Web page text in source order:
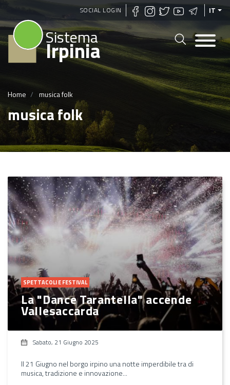
Salta
al
contenuto
principale
SOCIAL LOGIN IT
Sistema
Irpinia
Home musica folk
musica folk
SPETTACOLI E FESTIVAL
La "Dance Tarantella" accende
Vallesaccarda
Sabato, 21 Giugno 2025
Il 21 Giugno nel borgo irpino una notte imperdibile tra di
musica, tradizione e innovazione...